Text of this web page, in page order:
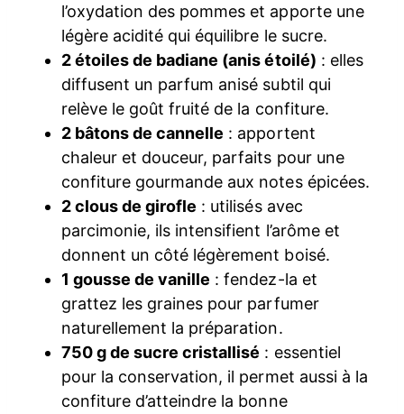
l’oxydation des pommes et apporte une
légère acidité qui équilibre le sucre.
2 étoiles de badiane (anis étoilé) : elles
diffusent un parfum anisé subtil qui
relève le goût fruité de la confiture.
2 bâtons de cannelle : apportent
chaleur et douceur, parfaits pour une
confiture gourmande aux notes épicées.
2 clous de girofle : utilisés avec
parcimonie, ils intensifient l’arôme et
donnent un côté légèrement boisé.
1 gousse de vanille : fendez-la et
grattez les graines pour parfumer
naturellement la préparation.
750 g de sucre cristallisé : essentiel
pour la conservation, il permet aussi à la
confiture d’atteindre la bonne